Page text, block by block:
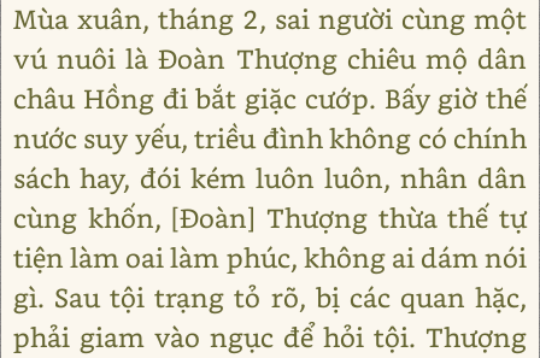
Mùa xuân, tháng 2, sai người cùng một
vú nuôi là Đoàn Thượng chiêu mộ dân
châu Hồng đi bắt giặc cướp. Bấy giờ thế
nước suy yếu, triều đình không có chính
sách hay, đói kém luôn luôn, nhân dân
cùng khốn, [Đoàn] Thượng thừa thế tự
tiện làm oai làm phúc, không ai dám nói
gì. Sau tội trạng tỏ rõ, bị các quan hặc,
phải giam vào ngục để hỏi tội. Thượng